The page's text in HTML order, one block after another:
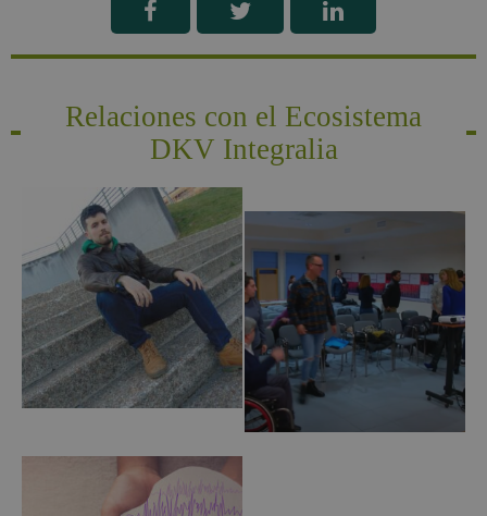
Relaciones con el Ecosistema
DKV Integralia